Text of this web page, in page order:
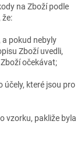
na Zboží podle
že:
pokud nebyly
Zboží uvedli,
očekávat;
účely, které jsou pro
vzorku, pakliže byla